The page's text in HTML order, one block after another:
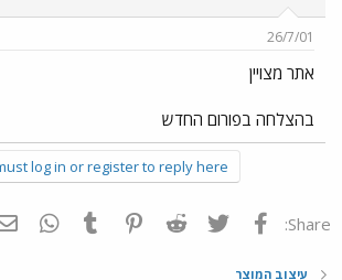
ש
א
26/7/01
אתר מצויין
בהצלחה בפורום החדש
log in or register to reply here.
Share: פייסבוק Twitter
Reddit
Pinterest
Tumblr
עיצוב המוצר